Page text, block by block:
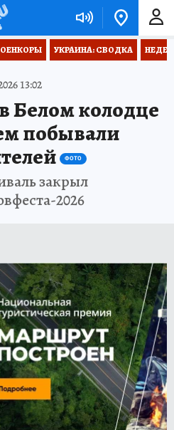
УКРАИНА: СВОДКА
13:02
Белом колодце
побывали
ФОТО
закрыл
2026